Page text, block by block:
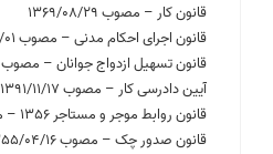
قانون کار – مصوب 1369/08/29
قانون اجرای احکام مدنی – مصوب 1356/08/01
قانون تسهیل ازدواج جوانان – مصوب 1384/09/27
آیین دادرسی کار – مصوب 1391/11/17
قانون روابط موجر و مستاجر 1356 – مصوب 1356/05/02
قانون صدور چک – مصوب 1355/04/16